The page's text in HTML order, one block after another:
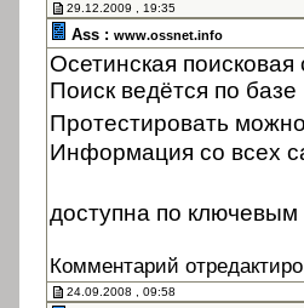
29.12.2009 , 19:35
Ass : www.ossnet.info
Осетинская
Поиск ведётся по
Протестировать
Информация со всех
доступна по
Комментарий
24.09.2008 , 09:58